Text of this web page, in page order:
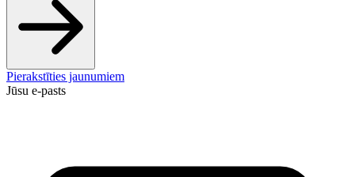
Pierakstīties jaunumiem
Jūsu e-pasts